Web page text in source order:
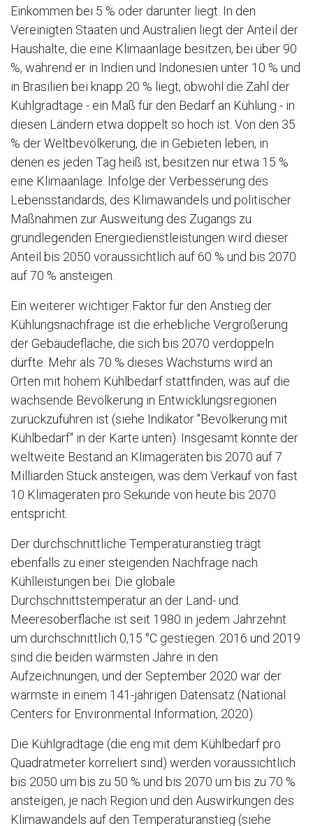
Einkommen bei 5 % oder darunter liegt. In den
Vereinigten Staaten und Australien liegt der Anteil der
Haushalte, die eine Klimaanlage besitzen, bei über 90
%, während er in Indien und Indonesien unter 10 % und
in Brasilien bei knapp 20 % liegt, obwohl die Zahl der
Kühlgradtage - ein Maß für den Bedarf an Kühlung - in
diesen Ländern etwa doppelt so hoch ist. Von den 35
% der Weltbevölkerung, die in Gebieten leben, in
denen es jeden Tag heiß ist, besitzen nur etwa 15 %
eine Klimaanlage. Infolge der Verbesserung des
Lebensstandards, des Klimawandels und politischer
Maßnahmen zur Ausweitung des Zugangs zu
grundlegenden Energiedienstleistungen wird dieser
Anteil bis 2050 voraussichtlich auf 60 % und bis 2070
auf 70 % ansteigen.
Ein weiterer wichtiger Faktor für den Anstieg der
Kühlungsnachfrage ist die erhebliche Vergrößerung
der Gebäudefläche, die sich bis 2070 verdoppeln
dürfte. Mehr als 70 % dieses Wachstums wird an
Orten mit hohem Kühlbedarf stattfinden, was auf die
wachsende Bevölkerung in Entwicklungsregionen
zurückzuführen ist (siehe Indikator "Bevölkerung mit
Kühlbedarf" in der Karte unten). Insgesamt könnte der
weltweite Bestand an Klimageräten bis 2070 auf 7
Milliarden Stück ansteigen, was dem Verkauf von fast
10 Klimageräten pro Sekunde von heute bis 2070
entspricht.
Der durchschnittliche Temperaturanstieg trägt
ebenfalls zu einer steigenden Nachfrage nach
Kühlleistungen bei. Die globale
Durchschnittstemperatur an der Land- und
Meeresoberfläche ist seit 1980 in jedem Jahrzehnt
um durchschnittlich 0,15 °C gestiegen. 2016 und 2019
sind die beiden wärmsten Jahre in den
Aufzeichnungen, und der September 2020 war der
wärmste in einem 141-jährigen Datensatz (National
Centers for Environmental Information, 2020).
Die Kühlgradtage (die eng mit dem Kühlbedarf pro
Quadratmeter korreliert sind) werden voraussichtlich
bis 2050 um bis zu 50 % und bis 2070 um bis zu 70 %
ansteigen, je nach Region und den Auswirkungen des
Klimawandels auf den Temperaturanstieg (siehe